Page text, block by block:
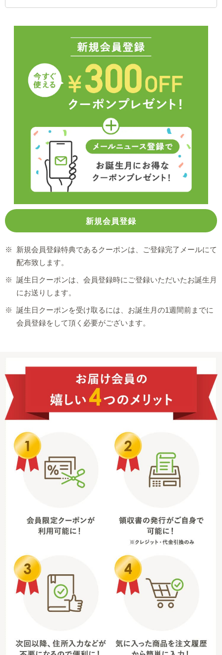
※
新規会員登録特典であるクーポンは、ご登録完了メールにて
配布致します。
※ 誕生日クーポンは、会員登録時にご登録いただいたお誕生月
にお送りします。
※ 誕生日クーポンを受け取るには、お誕生月の1週間前までに
会員登録をして頂く必要がございます。